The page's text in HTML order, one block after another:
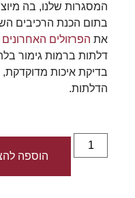
המסגרות שלנו, בה מיוצרת
בתום הכנת הרכיבים
הפרזולים האחרונים
דלתות ברמות גימור בלתי
בדיקת איכות מדוקדקת,
הדלתות.
הוספה להצעת